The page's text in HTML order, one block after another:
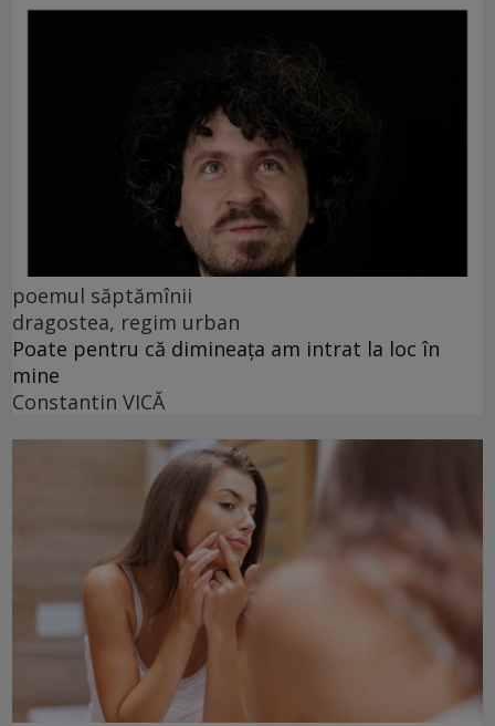
poemul săptămînii
dragostea, regim urban
Poate pentru că dimineața am intrat la loc în
mine
Constantin VICĂ